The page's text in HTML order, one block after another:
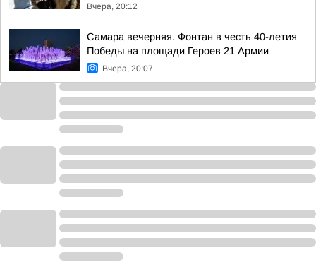
Вчера, 20:12
Самара вечерняя. Фонтан в честь 40-летия
Победы на площади Героев 21 Армии
Вчера, 20:07